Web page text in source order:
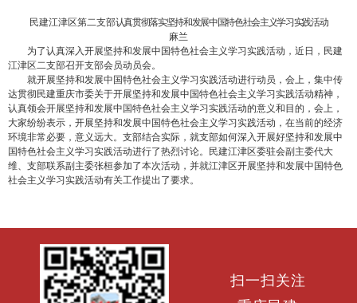
民建江津区第二支部认真贯彻落实坚持和发展中国特色社会主义学习实践活动
麻兰
为了认真深入开展坚持和发展中国特色社会主义学习实践活动，近日，民建
江津区二支部召开支部会员动员会。
就开展坚持和发展中国特色社会主义学习实践活动进行动员，会上，集中传
达贯彻民建重庆市委关于开展坚持和发展中国特色社会主义学习实践活动精神，
认真领会开展坚持和发展中国特色社会主义学习实践活动的意义和目的，会上，
大家纷纷表示，开展坚持和发展中国特色社会主义学习实践活动，在当前的经济
环境非常必要，意义远大。支部结合实际，就支部如何深入开展好坚持和发展中
国特色社会主义学习实践活动进行了热烈讨论。民建江津区委驻会副主委代大
维、支部联系副主委张桓参加了本次活动，并就江津区开展坚持和发展中国特色
社会主义学习实践活动有关工作提出了要求。
扫一扫关注